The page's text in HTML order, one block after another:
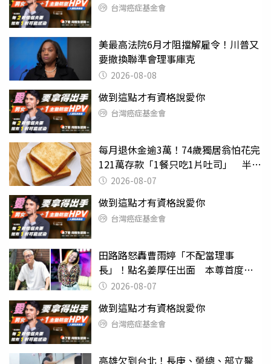
台灣癌症基金會
美最高法院6月才阻擋解雇令！川普又
要撤換聯準會理事庫克
2026-08-08
做到這點才有資格說愛你
台灣癌症基金會
每月退休金逾3萬！74歲獨居翁怕花完
121萬存款「1餐只吃1片吐司」 半年
後暴瘦嚇壞女兒
2026-08-07
做到這點才有資格說愛你
台灣癌症基金會
田路路怒轟曹雨婷「不配當理事
長」！點名姜厚任出面 本尊首度回
應了2026-08-07
做到這點才有資格說愛你
台灣癌症基金會
高雄欠到台北！長庚、榮總、部立醫